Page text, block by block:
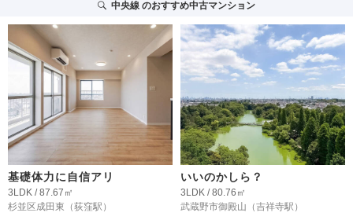
中央線のおすすめ中古マンション
基礎体力に自信アリ
3LDK / 87.67㎡
杉並区成田東 （荻窪駅）
いいのかしら？
3LDK / 80.76㎡
武蔵野市御殿山 （吉祥寺駅）